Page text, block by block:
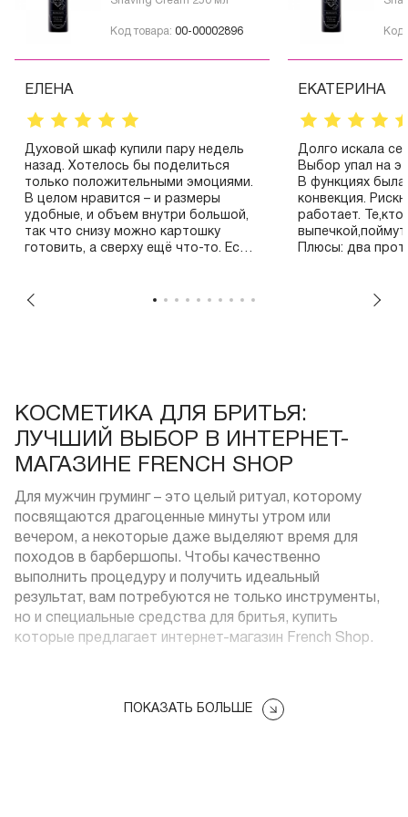
Код товара: 00-00002896
ЕЛЕНА
Духовой шкаф купили пару недель
назад. Хотелось бы поделиться
только положительными эмоциями.
В целом нравится – и размеры
удобные, и объем внутри большой,
так что снизу можно картошку
готовить, а сверху ещё что-то. Есть
Переключатели работают хорошо,
Код
ЕКАТЕРИНА
Долго искала
Выбор упал на
В функциях была
конвекция.
работает.
Плюсы: два
с выпечкой
КОСМЕТИКА ДЛЯ БРИТЬЯ:
ЛУЧШИЙ ВЫБОР В ИНТЕРНЕТ-
МАГАЗИНЕ FRENCH SHOP
Для мужчин груминг – это целый ритуал, которому
посвящаются драгоценные минуты утром или
вечером, а некоторые даже выделяют время для
походов в барбершопы. Чтобы качественно
выполнить процедуру и получить идеальный
результат, вам потребуются не только инструменты,
но и специальные средства для бритья, купить
которые предлагает интернет-магазин French Shop.
БРИТЬЯ НА САЙТЕ FRENCH SHOP
ПОКАЗАТЬ БОЛЬШЕ